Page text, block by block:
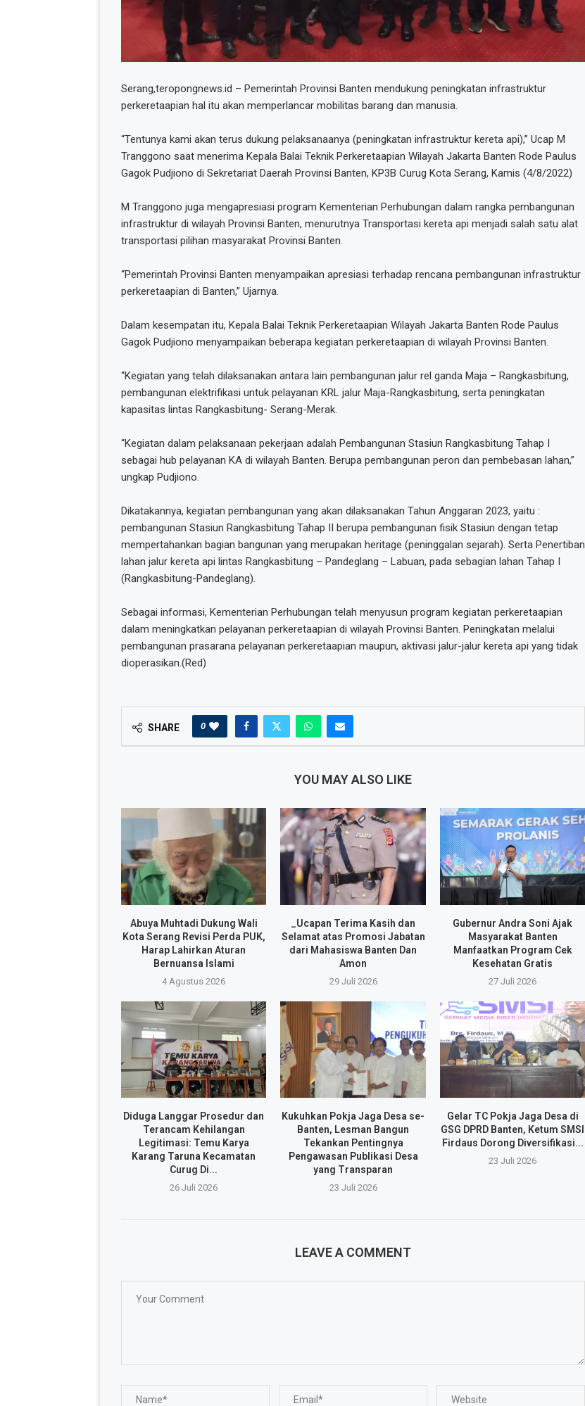
Serang,teropongnews.id – Pemerintah Provinsi Banten mendukung peningkatan infrastruktur
perkeretaapian hal itu akan memperlancar mobilitas barang dan manusia.
“Tentunya kami akan terus dukung pelaksanaanya (peningkatan infrastruktur kereta api),” Ucap M
Tranggono saat menerima Kepala Balai Teknik Perkeretaapian Wilayah Jakarta Banten Rode Paulus
Gagok Pudjiono di Sekretariat Daerah Provinsi Banten, KP3B Curug Kota Serang, Kamis (4/8/2022)
M Tranggono juga mengapresiasi program Kementerian Perhubungan dalam rangka pembangunan
infrastruktur di wilayah Provinsi Banten, menurutnya Transportasi kereta api menjadi salah satu alat
transportasi pilihan masyarakat Provinsi Banten.
“Pemerintah Provinsi Banten menyampaikan apresiasi terhadap rencana pembangunan infrastruktur
perkeretaapian di Banten,” Ujarnya.
Dalam kesempatan itu, Kepala Balai Teknik Perkeretaapian Wilayah Jakarta Banten Rode Paulus
Gagok Pudjiono menyampaikan beberapa kegiatan perkeretaapian di wilayah Provinsi Banten.
“Kegiatan yang telah dilaksanakan antara lain pembangunan jalur rel ganda Maja – Rangkasbitung,
pembangunan elektrifikasi untuk pelayanan KRL jalur Maja-Rangkasbitung, serta peningkatan
kapasitas lintas Rangkasbitung- Serang-Merak.
“Kegiatan dalam pelaksanaan pekerjaan adalah Pembangunan Stasiun Rangkasbitung Tahap I
sebagai hub pelayanan KA di wilayah Banten. Berupa pembangunan peron dan pembebasan lahan,”
ungkap Pudjiono.
Dikatakannya, kegiatan pembangunan yang akan dilaksanakan Tahun Anggaran 2023, yaitu :
pembangunan Stasiun Rangkasbitung Tahap II berupa pembangunan fisik Stasiun dengan tetap
mempertahankan bagian bangunan yang merupakan heritage (peninggalan sejarah). Serta Penertiban
lahan jalur kereta api lintas Rangkasbitung – Pandeglang – Labuan, pada sebagian lahan Tahap I
(Rangkasbitung-Pandeglang).
Sebagai informasi, Kementerian Perhubungan telah menyusun program kegiatan perkeretaapian
dalam meningkatkan pelayanan perkeretaapian di wilayah Provinsi Banten. Peningkatan melalui
pembangunan prasarana pelayanan perkeretaapian maupun, aktivasi jalur-jalur kereta api yang tidak
dioperasikan.(Red)
SHARE 0
YOU MAY ALSO LIKE
Abuya Muhtadi Dukung Wali
Kota Serang Revisi Perda PUK,
Harap Lahirkan Aturan
Bernuansa Islami
4 Agustus 2026
_Ucapan Terima Kasih dan
Selamat atas Promosi Jabatan
dari Mahasiswa Banten Dan
Amon
29 Juli 2026
Gubernur Andra Soni Ajak
Masyarakat Banten
Manfaatkan Program Cek
Kesehatan Gratis
27 Juli 2026
Diduga Langgar Prosedur dan
Terancam Kehilangan
Legitimasi: Temu Karya
Karang Taruna Kecamatan
Curug Di...
26 Juli 2026
Kukuhkan Pokja Jaga Desa se-
Banten, Lesman Bangun
Tekankan Pentingnya
Pengawasan Publikasi Desa
yang Transparan
23 Juli 2026
Gelar TC Pokja Jaga Desa di
GSG DPRD Banten, Ketum SMSI
Firdaus Dorong Diversifikasi...
23 Juli 2026
LEAVE A COMMENT